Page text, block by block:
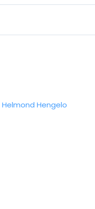
Helmond Hengelo